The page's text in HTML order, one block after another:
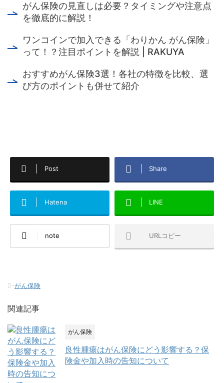
がん保険の見直しは必要？タイミングや注意点
を徹底的に解説！
ワンコインで加入できる「わりかん がん保険」
って！？注目ポイントを解説 | RAKUYA
おすすめがん保険3選！各社の特徴を比較、選
び方のポイントも併せて紹介
Post Share
Hatena LINE
note URLコピー
-がん保険
関連記事
がん保険
良性腫瘍はがん保険にどう影響する？保
険金や加入時の告知について